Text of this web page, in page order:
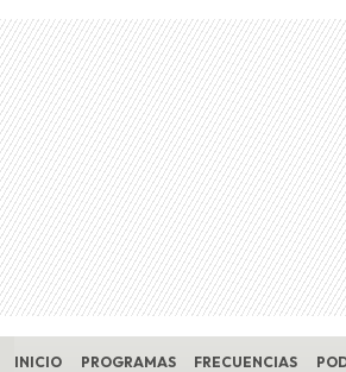
Skip to main content
INICIO PROGRAMAS FRECUENCIAS